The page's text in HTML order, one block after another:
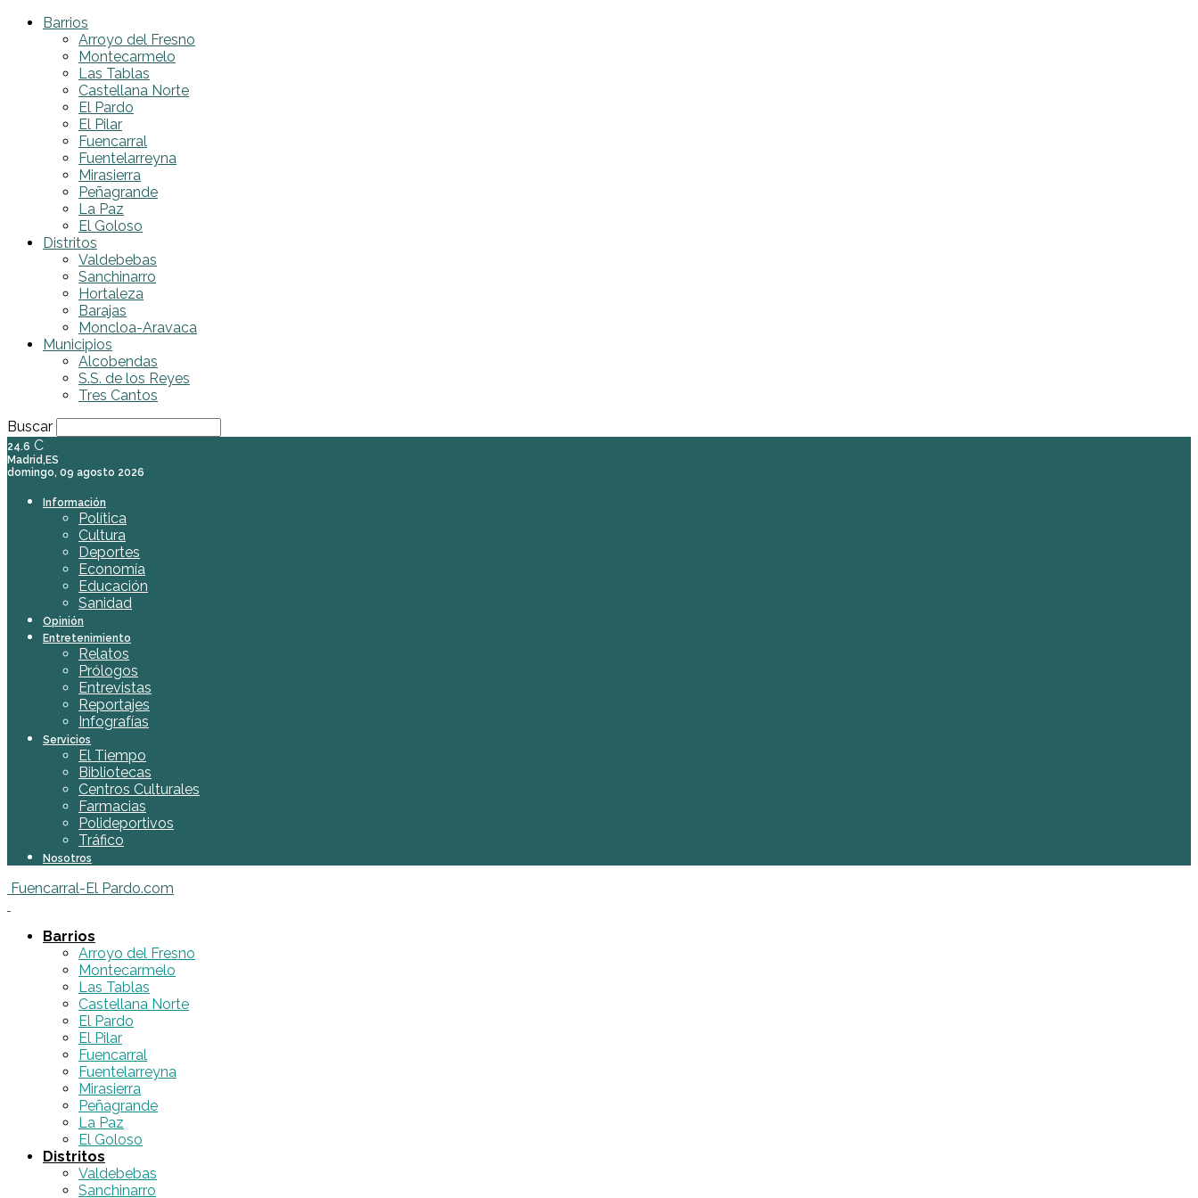
Barrios
Arroyo del Fresno
Montecarmelo
Las Tablas
Castellana Norte
El Pardo
El Pilar
Fuencarral
Fuentelarreyna
Mirasierra
Peñagrande
La Paz
El Goloso
Distritos
Valdebebas
Sanchinarro
Hortaleza
Barajas
Moncloa-Aravaca
Municipios
Alcobendas
S.S. de los Reyes
Tres Cantos
Buscar
24.6 C
Madrid,ES
domingo, 09 agosto 2026
Información
Política
Cultura
Deportes
Economía
Educación
Sanidad
Opinión
Entretenimiento
Relatos
Prólogos
Entrevistas
Reportajes
Infografías
Servicios
El Tiempo
Bibliotecas
Centros Culturales
Farmacias
Polideportivos
Tráfico
Nosotros
Fuencarral-El Pardo.com
Barrios
Arroyo del Fresno
Montecarmelo
Las Tablas
Castellana Norte
El Pardo
El Pilar
Fuencarral
Fuentelarreyna
Mirasierra
Peñagrande
La Paz
El Goloso
Distritos
Valdebebas
Sanchinarro